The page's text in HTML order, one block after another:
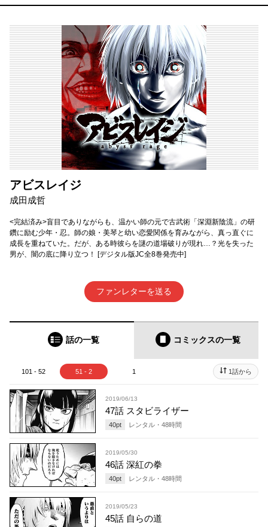
アビスレイジ
成田成哲
<完結済み>盲目でありながらも、温かい師の元で古武術「深淵新陰流」の研
鑽に励む少年・忍。師の娘・美琴と幼い恋愛関係を育みながら、真っ直ぐに
成長を重ねていた。だが、ある時彼らを謎の道場破りが現れ…？光を失った
男が、闇の底に降り立つ！ [デジタル版JC全8巻発売中]
ファンレターを送る
話の一覧 コミックスの一覧
101 - 52 51 - 2 1 1話から
2019/06/13
47話 スタビライザー
40pt レンタル・ 48時間
2019/05/30
46話 深紅の拳
40pt レンタル・ 48時間
2019/05/23
45話 自らの道